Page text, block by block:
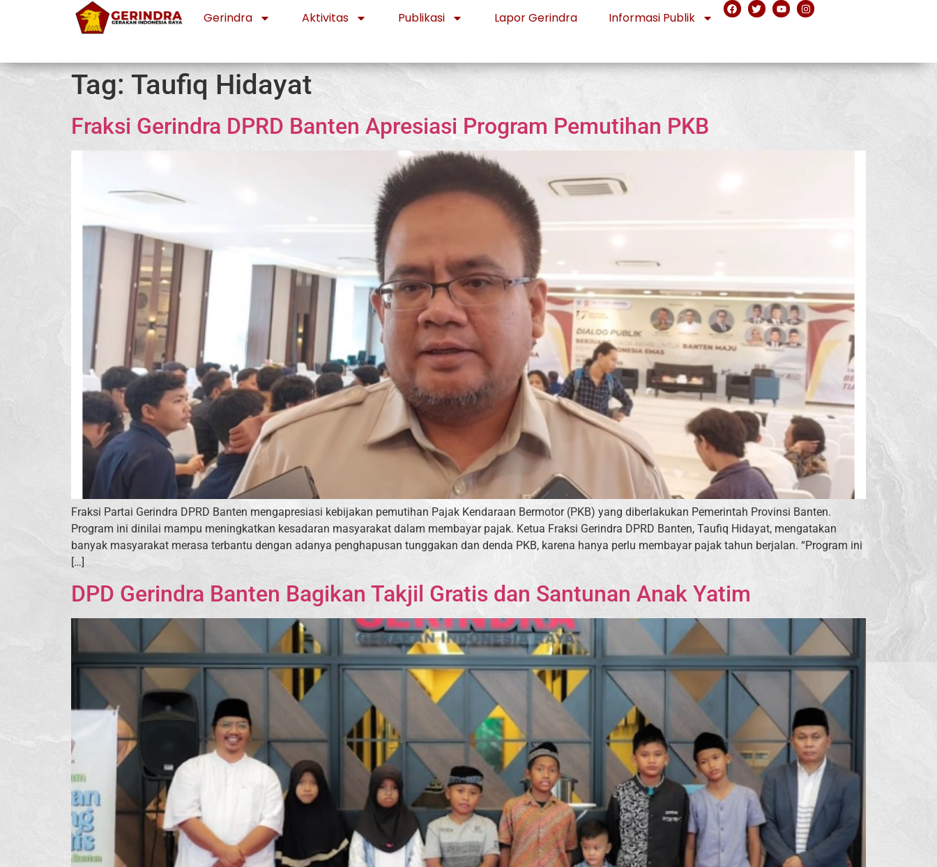
Gerindra Aktivitas Publikasi Lapor Gerindra Informasi Publik
Tag: Taufiq Hidayat
Fraksi Gerindra DPRD Banten Apresiasi Program Pemutihan PKB
Fraksi Partai Gerindra DPRD Banten mengapresiasi kebijakan pemutihan Pajak Kendaraan Bermotor (PKB) yang diberlakukan Pemerintah Provinsi Banten.
Program ini dinilai mampu meningkatkan kesadaran masyarakat dalam membayar pajak. Ketua Fraksi Gerindra DPRD Banten, Taufiq Hidayat, mengatakan
banyak masyarakat merasa terbantu dengan adanya penghapusan tunggakan dan denda PKB, karena hanya perlu membayar pajak tahun berjalan. “Program ini
[…]
DPD Gerindra Banten Bagikan Takjil Gratis dan Santunan Anak Yatim